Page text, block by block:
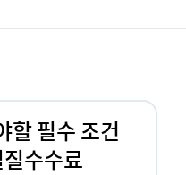
할 필수 조건
수수료